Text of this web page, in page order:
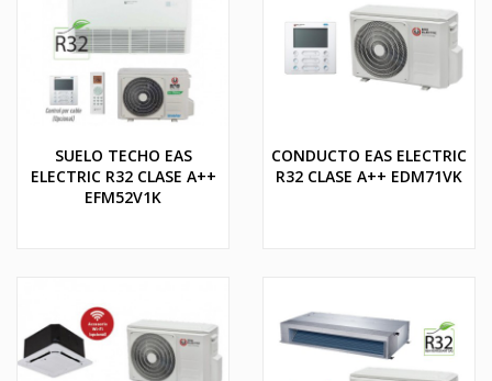
SUELO TECHO EAS
ELECTRIC R32 CLASE A++
EFM52V1K
CONDUCTO EAS ELECTRIC
R32 CLASE A++ EDM71VK